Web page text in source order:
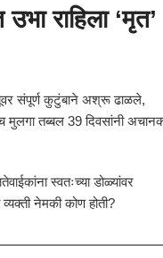
राहिला ‘मृत’
संपूर्ण कुटुंबाने अश्रू ढाळले,
मुलगा तब्बल 39 दिवसांनी
स्वतःच्या डोळ्यांवर
नेमकी कोण होती?